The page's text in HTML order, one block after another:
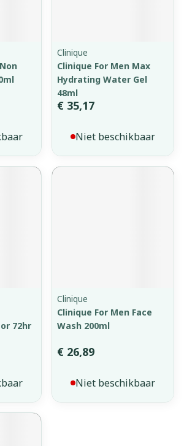
Clinique
Clinique For Men Max
Hydrating Water Gel
48ml
€ 35,17
Niet beschikbaar
72hr
Clinique
Clinique For Men Face
Wash 200ml
€ 26,89
Niet beschikbaar